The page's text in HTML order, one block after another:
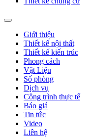
Giới thiệu
Thiết kế nội thất
Thiết kế kiến trúc
Phong cách
Vật Liệu
Số phòng
Dịch vụ
Công trình thực tế
Báo giá
Tin tức
Video
Liên hệ